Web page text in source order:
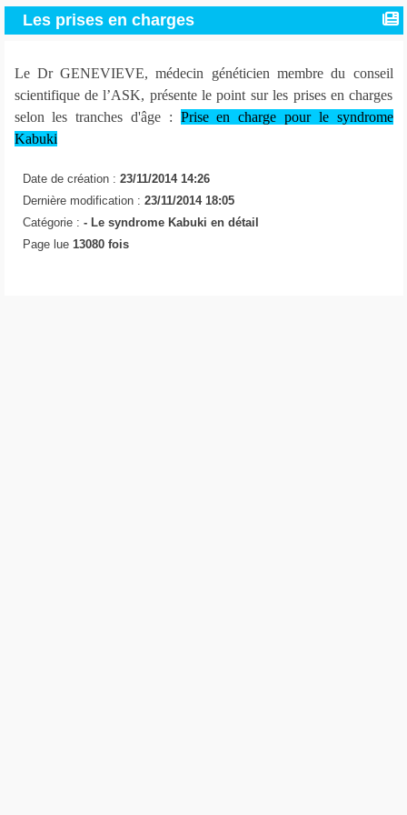
Les prises en charges
Le Dr GENEVIEVE, médecin généticien membre du conseil
scientifique de l’ASK, présente le point sur les prises en charges
selon les tranches d'âge : Prise en charge pour le syndrome
Kabuki
Date de création : 23/11/2014 14:26
Dernière modification : 23/11/2014 18:05
Catégorie : - Le syndrome Kabuki en détail
Page lue 13080 fois